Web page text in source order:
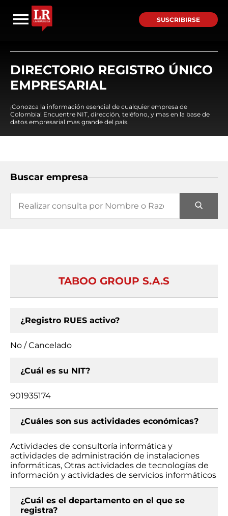
SUSCRIBIRSE
DIRECTORIO REGISTRO ÚNICO
EMPRESARIAL
¡Conozca la información esencial de cualquier empresa de
Colombia! Encuentre NIT, dirección, teléfono, y mas en la base de
datos empresarial mas grande del país.
Buscar empresa
TABOO GROUP S.A.S
¿Registro RUES activo?
No / Cancelado
¿Cuál es su NIT?
901935174
¿Cuáles son sus actividades económicas?
Actividades de consultoría informática y
actividades de administración de instalaciones
informáticas, Otras actividades de tecnologías de
información y actividades de servicios informáticos
¿Cuál es el departamento en el que se
registra?